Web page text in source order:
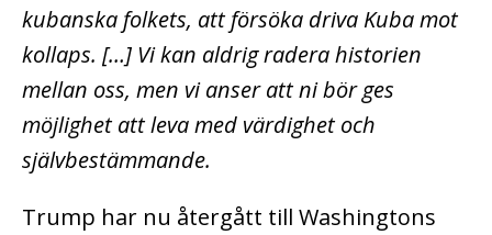
kubanska folkets, att försöka driva Kuba mot
kollaps. […] Vi kan aldrig radera historien
mellan oss, men vi anser att ni bör ges
möjlighet att leva med värdighet och
självbestämmande.
Trump har nu återgått till Washingtons